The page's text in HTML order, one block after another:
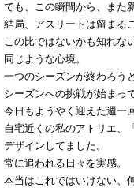
でも、この瞬間から、また
結局、アスリートは留まる
この比ではないかも知れな
同じような心境。
一つのシーズンが終わろう
シーズンへの挑戦が始まっ
今日もようやく迎えた週一
自宅近くの私のアトリエ、
デザインしてました。
常に追われる日々を実感。
本当はこれではいけない、